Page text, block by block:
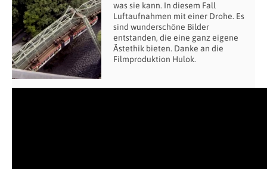
was sie kann. In diesem Fall
Luftaufnahmen mit einer Drohe. Es
sind wunderschöne Bilder
entstanden, die eine ganz eigene
Ästethik bieten. Danke an die
Filmproduktion Hulok.